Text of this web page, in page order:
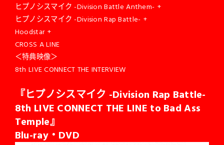
ヒプノシスマイク -Division Battle Anthem- +
ヒプノシスマイク -Division Rap Battle- +
Hoodstar +
CROSS A LINE
＜特典映像＞
8th LIVE CONNECT THE INTERVIEW
『ヒプノシスマイク -Division Rap Battle-
8th LIVE CONNECT THE LINE to Bad Ass
Temple』
Blu-ray・DVD